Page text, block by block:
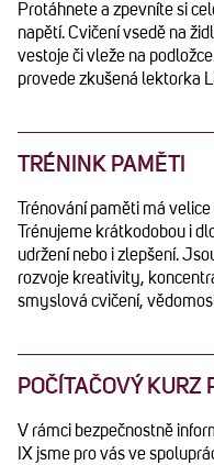
Protáhnete a zpevníte si
napětí. Cvičení vsedě na
vestoje či vleže na
provede zkušená lektorka
TRÉNINK PAMĚTI
Trénování paměti má
Trénujeme krátkodobou i
udržení nebo i zlepšení.
rozvoje kreativity,
smyslová cvičení,
POČÍTAČOVÝ KURZ
V rámci bezpečnostně
IX jsme pro vás ve